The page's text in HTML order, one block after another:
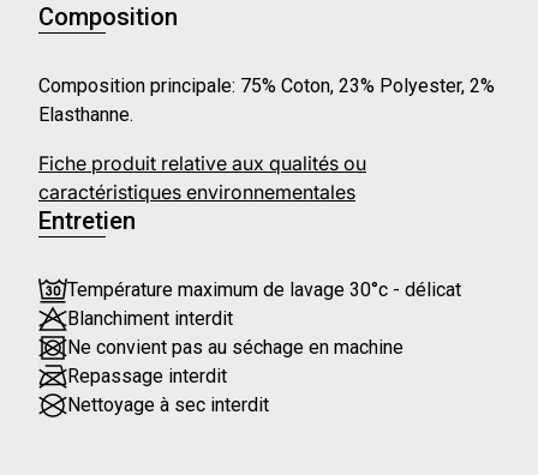
Composition
Composition principale: 75% Coton, 23% Polyester, 2%
Elasthanne.
Fiche produit relative aux qualités ou
caractéristiques environnementales
Entretien
Température maximum de lavage 30°c - délicat
Blanchiment interdit
Ne convient pas au séchage en machine
Repassage interdit
Nettoyage à sec interdit